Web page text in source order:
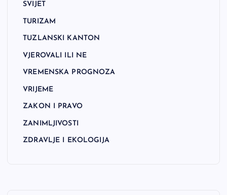
SVIJET
TURIZAM
TUZLANSKI KANTON
VJEROVALI ILI NE
VREMENSKA PROGNOZA
VRIJEME
ZAKON I PRAVO
ZANIMLJIVOSTI
ZDRAVLJE I EKOLOGIJA